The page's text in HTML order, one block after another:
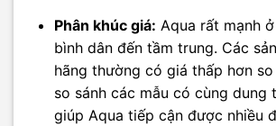
Phân khúc giá: Aqua rất mạnh
bình dân đến tầm trung. Các
hãng thường có giá thấp hơn
so sánh các mẫu có cùng dung
giúp Aqua tiếp cận được nhiều